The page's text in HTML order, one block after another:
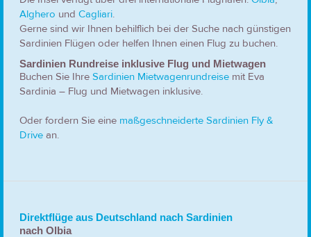
Alghero und Cagliari.
Gerne sind wir Ihnen behilflich bei der Suche nach günstigen
Sardinien Flügen oder helfen Ihnen einen Flug zu buchen.
Sardinien Rundreise inklusive Flug und Mietwagen
Buchen Sie Ihre Sardinien Mietwagenrundreise mit Eva
Sardinia – Flug und Mietwagen inklusive.
Oder fordern Sie eine maßgeschneiderte Sardinien Fly &
Drive an.
Direktflüge aus Deutschland nach Sardinien
nach Olbia